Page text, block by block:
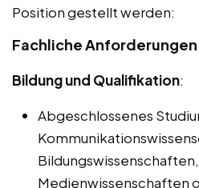
Position gestellt werden:
Fachliche
Bildung und Qualifikation:
Abgeschlossenes
Bildungswissenschaften,
Medienwissenschaften